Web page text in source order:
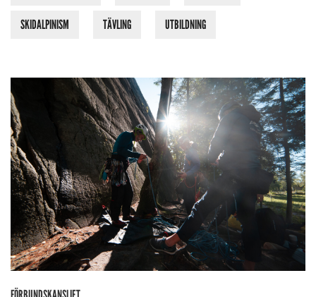
SKIDALPINISM TÄVLING UTBILDNING